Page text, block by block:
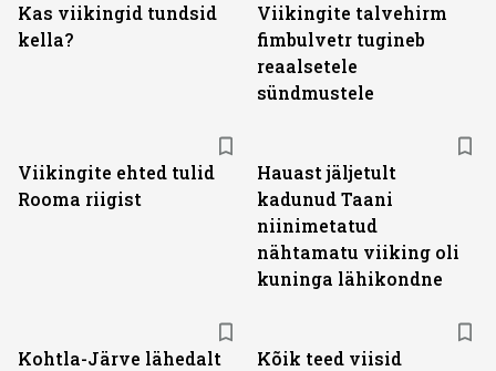
Kas viikingid tundsid
kella?
Viikingite talvehirm
fimbulvetr tugineb
reaalsetele
sündmustele
Viikingite ehted tulid
Rooma riigist
Hauast jäljetult
kadunud Taani
niinimetatud
nähtamatu viiking oli
kuninga lähikondne
Kohtla-Järve lähedalt
Kõik teed viisid